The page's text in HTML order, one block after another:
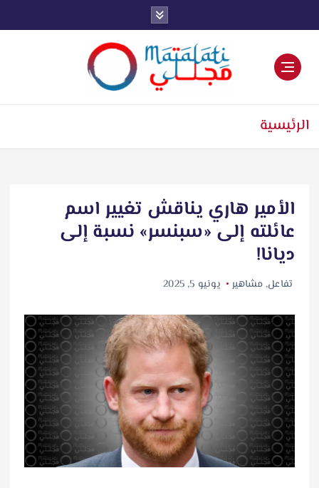
ل
الرئيسية
الأمير هاري يناقش تغيير اسم
عائلته إلى «سبنسر» نسبة إلى
ديانا!
تفاعل,مشاهير يونيو 5, 2025